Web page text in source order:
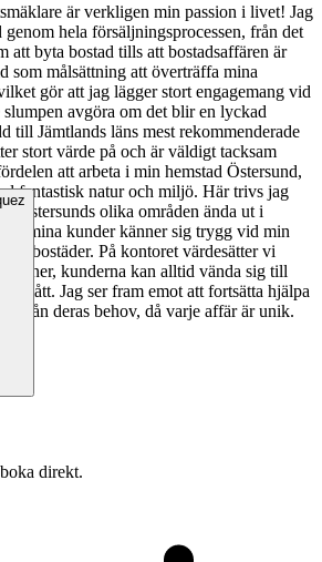
är verkligen min passion i livet! Jag
genom hela försäljningsprocessen, från det
att byta bostad tills att bostadsaffären är
som målsättning att överträffa mina
gör att jag lägger stort engagemang vid
avgöra om det blir en lyckad
till Jämtlands läns mest rekommenderade
stort värde på och är väldigt tacksam
att arbeta i min hemstad Östersund,
fantastisk natur och miljö. Här trivs jag
Östersunds olika områden ända ut i
att mina kunder känner sig trygg vid min
bostäder. På kontoret värdesätter vi
kunderna kan alltid vända sig till
smått. Jag ser fram emot att fortsätta hjälpa
utifrån deras behov, då varje affär är unik.
direkt.